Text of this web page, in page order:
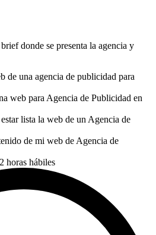
donde se presenta la agencia y
de una agencia de publicidad para
web para Agencia de Publicidad en
lista la web de un Agencia de
de mi web de Agencia de
horas hábiles